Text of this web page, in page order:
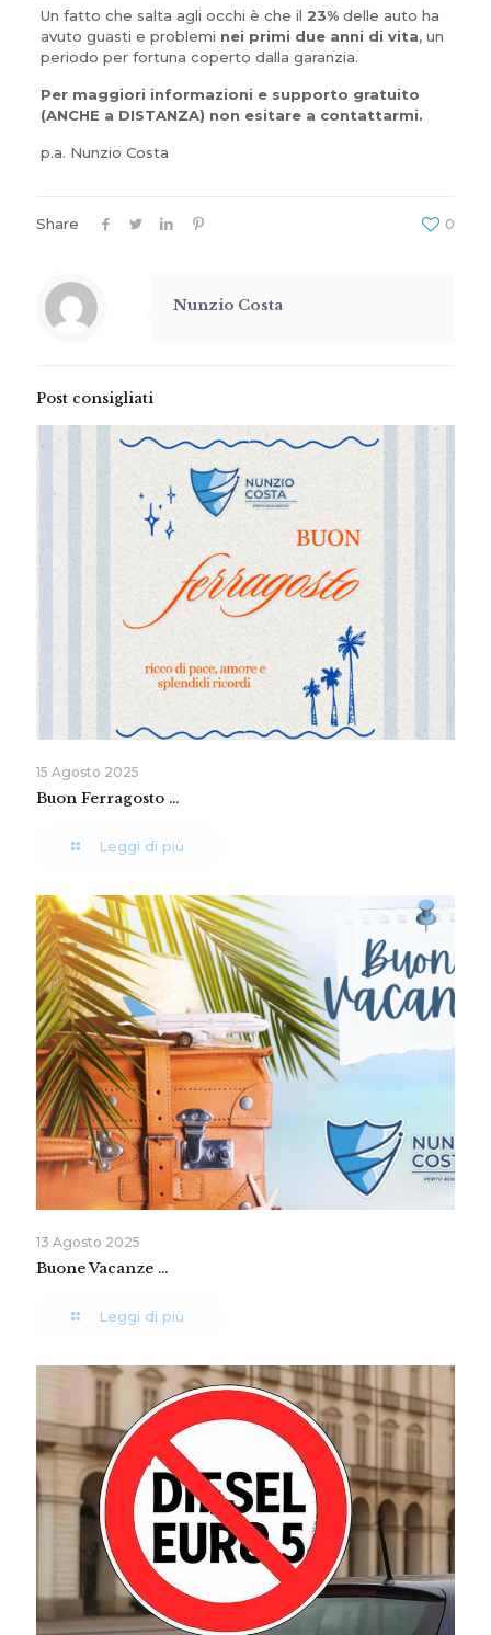
Un fatto che salta agli occhi è che il 23%delle auto ha
avuto guasti e problemi nei primi due anni di vita, un
periodo per fortuna coperto dalla garanzia.
Per maggiori informazioni e supporto gratuito
(ANCHE a DISTANZA) non esitare a contattarmi.
p.a. Nunzio Costa
Share 0
Nunzio Costa
Post consigliati
15 Agosto 2025
Buon Ferragosto …
Leggi di più
13 Agosto 2025
Buone Vacanze …
Leggi di più